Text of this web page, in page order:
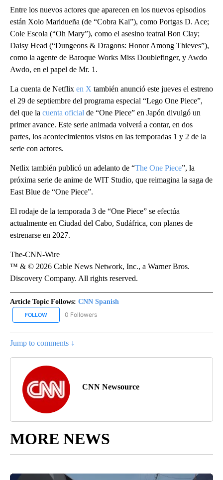
Entre los nuevos actores que aparecen en los nuevos episodios
están Xolo Maridueña (de “Cobra Kai”), como Portgas D. Ace;
Cole Escola (“Oh Mary”), como el asesino teatral Bon Clay;
Daisy Head (“Dungeons & Dragons: Honor Among Thieves”),
como la agente de Baroque Works Miss Doublefinger, y Awdo
Awdo, en el papel de Mr. 1.
La cuenta de Netflix en X también anunció este jueves el estreno
el 29 de septiembre del programa especial “Lego One Piece”,
del que la cuenta oficial de “One Piece” en Japón divulgó un
primer avance. Este serie animada volverá a contar, en dos
partes, los acontecimientos vistos en las temporadas 1 y 2 de la
serie con actores.
Netlix también publicó un adelanto de “The One Piece”, la
próxima serie de anime de WIT Studio, que reimagina la saga de
East Blue de “One Piece”.
El rodaje de la temporada 3 de “One Piece” se efectúa
actualmente en Ciudad del Cabo, Sudáfrica, con planes de
estrenarse en 2027.
The-CNN-Wire
™ & © 2026 Cable News Network, Inc., a Warner Bros.
Discovery Company. All rights reserved.
Article Topic Follows: CNN Spanish
FOLLOW FOLLOW "CNN SPANISH" TO RECEIVE NOTIFICATIONS ABOUT
0 Followers
Jump to comments ↓
CNN Newsource
MORE NEWS